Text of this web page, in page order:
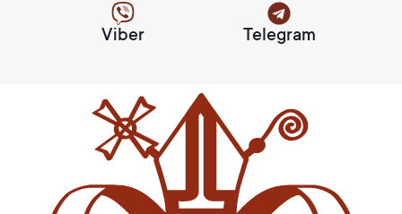
Viber Telegram